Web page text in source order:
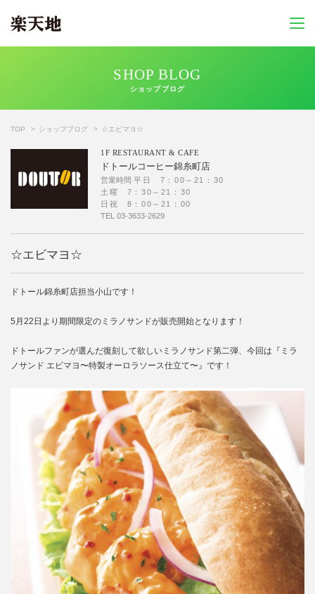
SHOP BLOG
ショップブログ
TOP ショップブログ ☆エビマヨ☆
1F RESTAURANT & CAFE
ドトールコーヒー錦糸町店
営業時間 平日 7：00～21：30
土曜 7：30～21：30
日祝 8：00～21：00
TEL 03-3633-2629
☆エビマヨ☆
ドトール錦糸町店担当小山です！
5月22日より期間限定のミラノサンドが販売開始となります！
ドトールファンが選んだ復刻して欲しいミラノサンド第二弾、今回は『ミラ
ノサンド エビマヨ〜特製オーロラソース仕立て〜』です！